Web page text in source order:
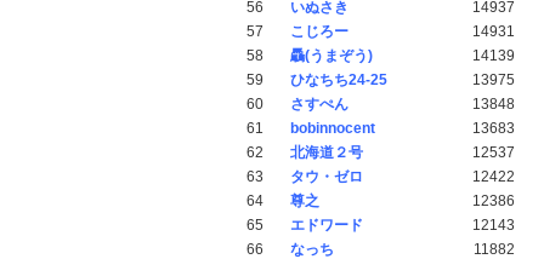
56
いぬさき
14937
57
こじろー
14931
58
驫(うまぞう)
14139
59
ひなちち24-25
13975
60
さすぺん
13848
61
bobinnocent
13683
62
北海道２号
12537
63
タウ・ゼロ
12422
64
尊之
12386
65
エドワード
12143
66
なっち
11882